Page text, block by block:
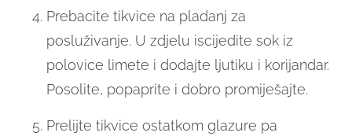
Prebacite tikvice na pladanj za
posluživanje. U zdjelu iscijedite sok iz
polovice limete i dodajte ljutiku i korijandar.
Posolite, popaprite i dobro promiješajte.
Prelijte tikvice ostatkom glazure pa